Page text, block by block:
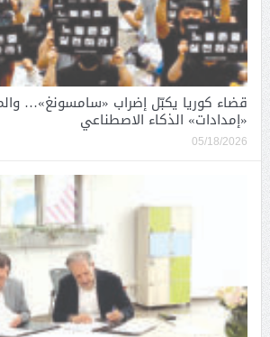
قضاء كوريا يكبّل إضراب «سامسونغ»…
«إمدادات» الذكاء الاصطناعي
05/18/2026